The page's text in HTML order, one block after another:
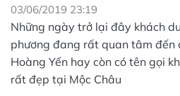
03/06/2019 23:19
Những ngày trở lại đây khách
phương đang rất quan tâm đến
Hoàng Yến hay còn có tên gọi
rất đẹp tại Mộc Châu